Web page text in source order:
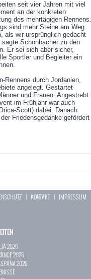
seit vier Jahren mit viel
an der konkreten
des mehrtägigen Rennens.
sind mehr Steine am Weg
als wir ursprünglich gedacht
sagte Schönbacher zu den
Er sei sich aber sicher,
Sportler und Begleiter ein
Rennens durch Jordanien,
angelegt. Gestartet
und Frauen. Angestrebt
im Frühjahr war auch
Scott) dabei. Danach
Friedensgedanke gefördert
| KONTAKT| IMPRESSUM
2026
2026
2026